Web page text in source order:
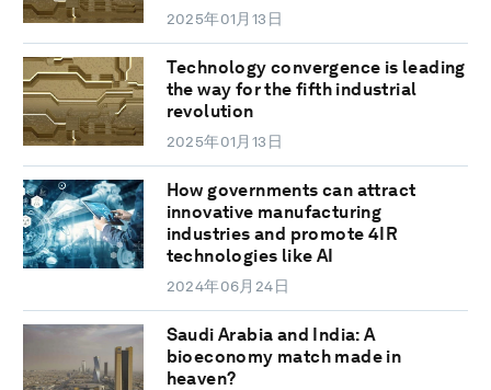
2025年01月13日
Technology convergence is leading
the way for the fifth industrial
revolution
2025年01月13日
How governments can attract
innovative manufacturing
industries and promote 4IR
technologies like AI
2024年06月24日
Saudi Arabia and India: A
bioeconomy match made in
heaven?